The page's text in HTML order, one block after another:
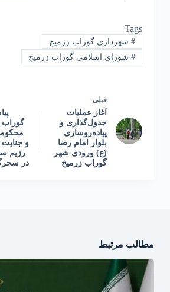
Tags
#شهرداری گوراب زرمیخ
#شورای اسلامی گوراب زرمیخ
قبلی
آغاز عملیات
جدول‌گذاری و
پیاده‌روسازی
بلوار امام رضا
(ع) ورودی شهر
گوراب زرمیخ
گوراب
و جنایت
رژیم
در
مطالب مرتبط